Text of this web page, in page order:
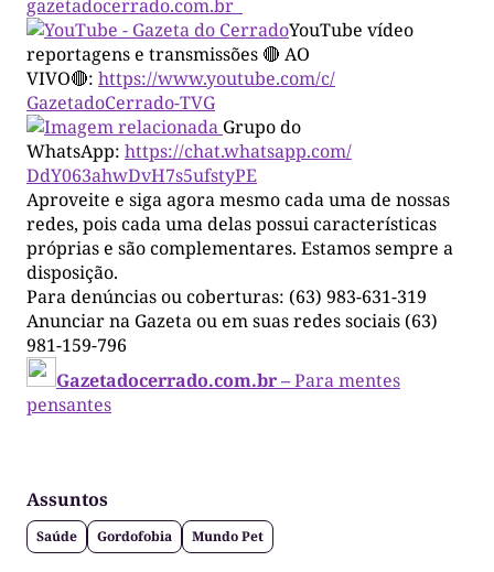
gazetadocerrado.com.br
YouTube vídeo
reportagens e transmissões 🔴 AO
VIVO🔴: https://www.youtube.com/c/
GazetadoCerrado-TVG
Grupo do
WhatsApp: https://chat.whatsapp.com/
DdY063ahwDvH7s5ufstyPE
Aproveite e siga agora mesmo cada uma de nossas
redes, pois cada uma delas possui características
próprias e são complementares. Estamos sempre a
disposição.
Para denúncias ou coberturas: (63) 983-631-319
Anunciar na Gazeta ou em suas redes sociais (63)
981-159-796
Gazetadocerrado.com.br –Para mentes
pensantes
Assuntos
Saúde Gordofobia Mundo Pet